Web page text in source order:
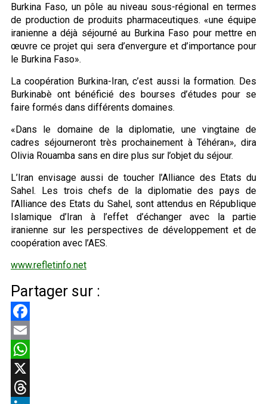
Burkina Faso, un pôle au niveau sous-régional en termes
de production de produits pharmaceutiques. «une équipe
iranienne a déjà séjourné au Burkina Faso pour mettre en
œuvre ce projet qui sera d’envergure et d’importance pour
le Burkina Faso».
La coopération Burkina-Iran, c’est aussi la formation. Des
Burkinabè ont bénéficié des bourses d’études pour se
faire formés dans différents domaines.
«Dans le domaine de la diplomatie, une vingtaine de
cadres séjourneront très prochainement à Téhéran», dira
Olivia Rouamba sans en dire plus sur l’objet du séjour.
L’Iran envisage aussi de toucher l’Alliance des Etats du
Sahel. Les trois chefs de la diplomatie des pays de
l’Alliance des Etats du Sahel, sont attendus en République
Islamique d’Iran à l’effet d’échanger avec la partie
iranienne sur les perspectives de développement et de
coopération avec l’AES.
www.refletinfo.net
Partager sur :
Facebook
Email
WhatsApp
X